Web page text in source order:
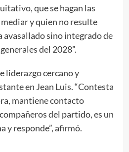
que se hagan las
mediar y quien no resulte
avasallado sino integrado de
del 2028”.
liderazgo cercano y
en Jean Luis. “Contesta
mantiene contacto
del partido, es un
y responde”, afirmó.